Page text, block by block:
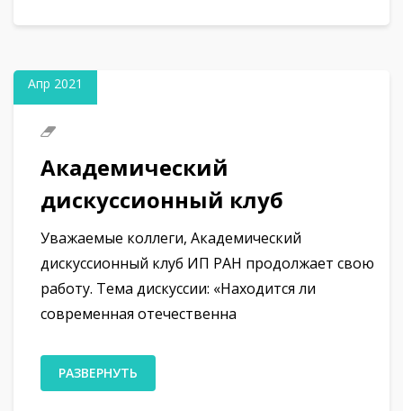
Апр 2021
Академический
дискуссионный клуб
Уважаемые коллеги, Академический
дискуссионный клуб ИП РАН продолжает свою
работу. Тема дискуссии: «Находится ли
современная отечественна
РАЗВЕРНУТЬ